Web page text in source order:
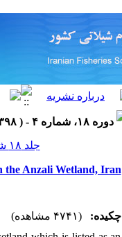
دوره ۱۸، شماره ۴ - ( ۱۳۹۸ )
جلد ۱۸ شماره ۴ صفحات ۱۰۶۷-۱۰۶۰
the Anzali Wetland, Iran
چکیده:
(۴۷۴۱ مشاهده)